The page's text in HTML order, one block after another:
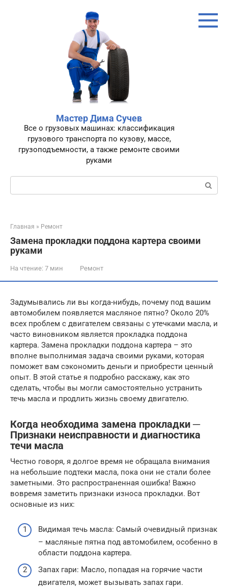
Мастер Дима Сучев
Все о грузовых машинах: классификация
грузового транспорта по кузову, массе,
грузоподъемности, а также ремонте своими
руками
Поиск:
Главная » Ремонт
Замена прокладки поддона картера своими
руками
На чтение: 7 мин Ремонт
Задумывались ли вы когда-нибудь, почему под вашим
автомобилем появляется масляное пятно? Около 20%
всех проблем с двигателем связаны с утечками масла, и
часто виновником является прокладка поддона
картера. Замена прокладки поддона картера – это
вполне выполнимая задача своими руками, которая
поможет вам сэкономить деньги и приобрести ценный
опыт. В этой статье я подробно расскажу, как это
сделать, чтобы вы могли самостоятельно устранить
течь масла и продлить жизнь своему двигателю.
Когда необходима замена прокладки ─
Признаки неисправности и диагностика
течи масла
Честно говоря, я долгое время не обращала внимания
на небольшие подтеки масла, пока они не стали более
заметными. Это распространенная ошибка! Важно
вовремя заметить признаки износа прокладки. Вот
основные из них:
Видимая течь масла: Самый очевидный признак
– масляные пятна под автомобилем, особенно в
области поддона картера.
Запах гари: Масло, попадая на горячие части
двигателя, может вызывать запах гари.